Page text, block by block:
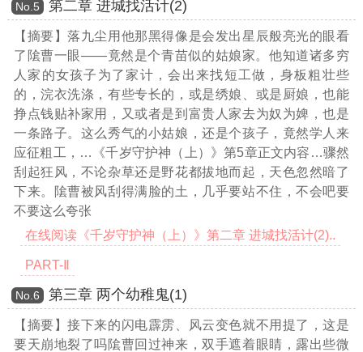
Νο.5 第二章 进城找活计(2)
【摘要】落九尘用他那黑得像是会发出星辰般亮光的眼看
了隂曹一眼——竟然是个青苗似的姑娘家。他知道诸多穷
人家的女孩子为了家计，会出来找短工做，身板粗壮些
的，浣衣洗涤，有些专长的，或是绣娘、或是厨娘，也能
挣点钱贴补家用，又或者是到富贵人家去为奴为婢，也是
一条路子。这么秀气的小姑娘，还是个孩子，竟然学人来
应征粗工， …《千岁守护神（上）》第5章正文内容…骤然
刮起狂风，不论杂草还是野花都拔地而起，天色忽然暗了
下来。隂曹被风刮得满脸的土，几乎要站不住，不会吧要
不要这么夸张
在线阅读《千岁守护神（上）》第二章 进城找活计(2)..
PART-Ⅱ
Νο.6 第三章 两个幼稚鬼(1)
【摘要】接下来的闪电霹雳、风云变色就不用提了，这是
要天崩地裂了吗隂曹回过神来，双手遮着眼睛，露出些微